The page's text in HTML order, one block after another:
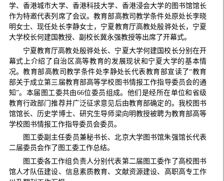
学、香港城市大学、香港科技大学、香港浸会大学的图书馆馆长
作为特邀代表列席了会议。教育部高教司教学条件处原处长李晓
明女士、现任处长李静女士，宁夏教育厅高教处殷骅处长，宁夏
大学校长何建国教授、副校长冀永强教授等出席了开幕式。
宁夏教育厅高教处殷骅处长、宁夏大学何建国校长分别在开
幕式上介绍了自治区高等教育的发展现状和宁夏大学的基本情
况。教育部高教司教学条件处李静处长代表教育部宣读了“教育
部关于成立第三届教育部高等学校图书情报工作指导委员会的通
知”。本届图工委共由66位委员组成。他们是经所在单位和省级
教育行政部门推荐并广泛征求意见后由教育部确定的。我校图书
馆馆长、历史学博士、研究生导师梁向明教授被聘为教育部高等
学校图书情报工作指导委员会委员。
图工委副主任委员兼秘书长、北京大学图书馆朱强馆长代表
二届委员会作了图工委工作总结。
图工委各工作组负责人分别代表第二届图工委作了高校图书
馆人才队伍建设、信息素质教育、文献资源建设、高职高专工作